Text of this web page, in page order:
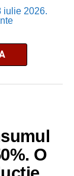
iulie 2026.
O